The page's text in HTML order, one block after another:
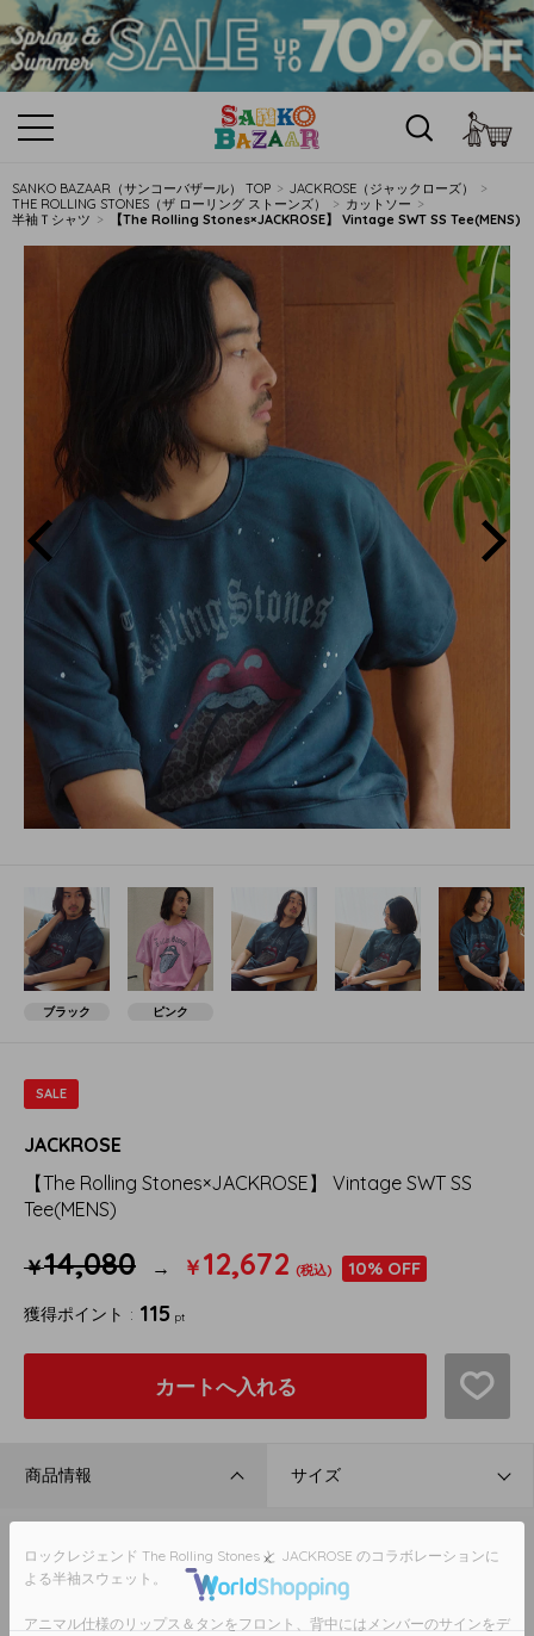
SANKO BAZAAR（サンコーバザール） TOP
JACKROSE（ジャックローズ）
THE ROLLING STONES（ザ ローリング ストーンズ）
カットソー
半袖Ｔシャツ
【The Rolling Stones×JACKROSE】 Vintage SWT SS Tee(MENS)
Next
ブラック ピンク
SALE
JACKROSE
【The Rolling Stones×JACKROSE】 Vintage SWT SS
Tee(MENS)
￥14,080 ￥12,672 (税込) 10% OFF
獲得ポイント 115 pt
カートへ入れる
商品情報 サイズ
ロックレジェンド The Rolling Stones と JACKROSE のコラボレーションに
よる半袖スウェット。
アニマル仕様のリップス＆タンをフロント、背中にはメンバーのサインをデ